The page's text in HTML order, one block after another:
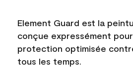
Element Guard est la
conçue expressément
protection optimisée
tous les temps.